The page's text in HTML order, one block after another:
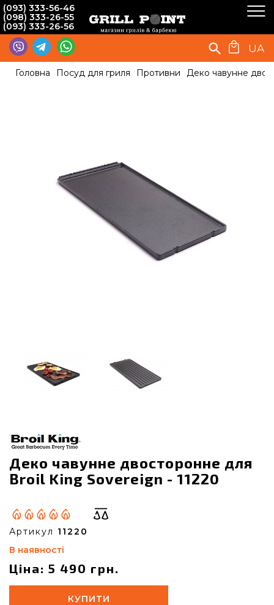
(093) 333-56-46
(098) 333-26-55
(093) 333-26-56
UA
Головна Посуд для гриля Противни Деко чавунне
Деко чавунне двосторонне для
Broil King Sovereign - 11220
Артикул 11220
В наявності
Ціна: 5 490 грн.
КУПИТИ